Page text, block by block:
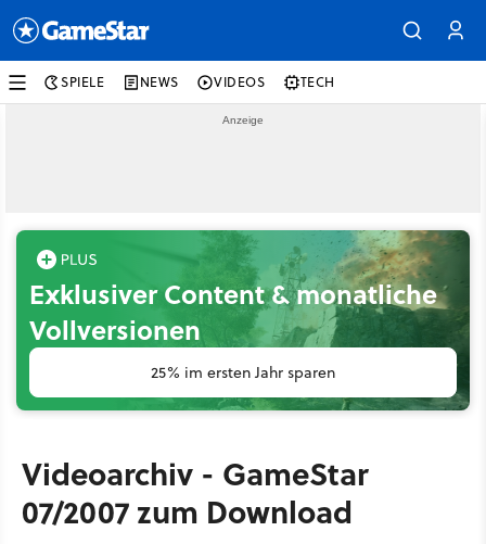
SPIELE NEWS VIDEOS TECH
Exklusiver Content & monatliche
Vollversionen
25% im ersten Jahr sparen
Videoarchiv - GameStar
07/2007 zum Download